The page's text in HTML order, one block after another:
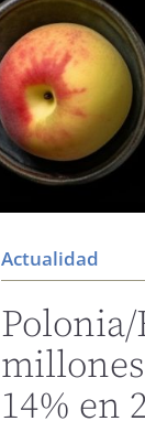
Actualidad
14% en